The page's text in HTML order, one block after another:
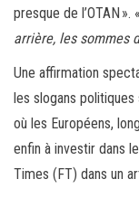
presque de l’OTAN ». «
arrière, les sommes
Une affirmation
les slogans politiques
où les Européens,
enfin à investir dans
Times (FT) dans un